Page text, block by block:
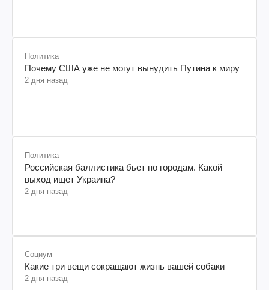
Политика
Почему США уже не могут вынудить Путина к миру
2 дня назад
Политика
Российская баллистика бьет по городам. Какой
выход ищет Украина?
2 дня назад
Социум
Какие три вещи сокращают жизнь вашей собаки
2 дня назад